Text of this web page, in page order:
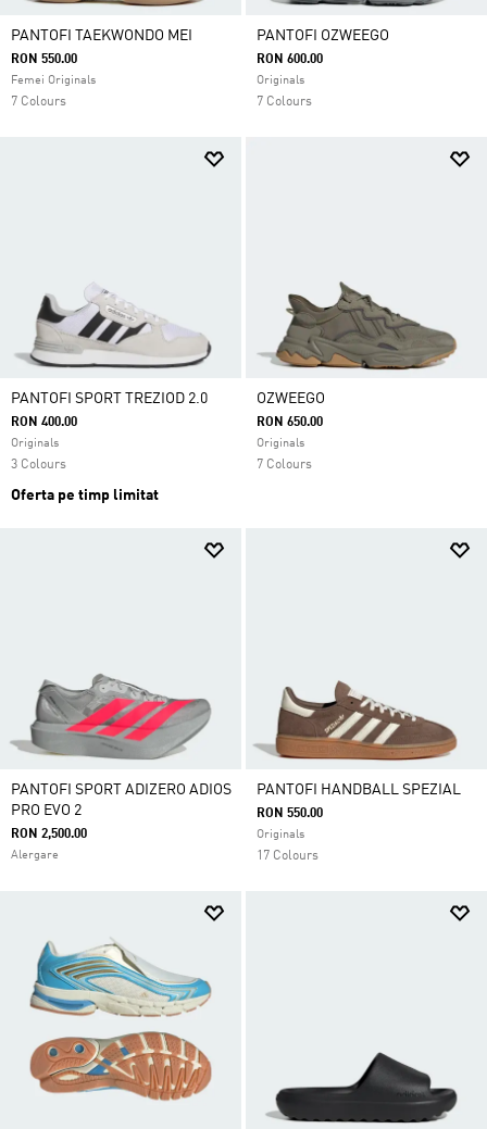
PANTOFI TAEKWONDO MEI
RON 550.00
Femei Originals
7 Colours
PANTOFI OZWEEGO
RON 600.00
Originals
7 Colours
PANTOFI SPORT TREZIOD 2.0
RON 400.00
Originals
3 Colours
Oferta pe timp limitat
OZWEEGO
RON 650.00
Originals
7 Colours
PANTOFI SPORT ADIZERO ADIOS
PRO EVO 2
RON 2,500.00
Alergare
PANTOFI HANDBALL SPEZIAL
RON 550.00
Originals
17 Colours